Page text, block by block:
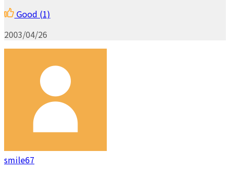
Good (1)
2003/04/26
smile67